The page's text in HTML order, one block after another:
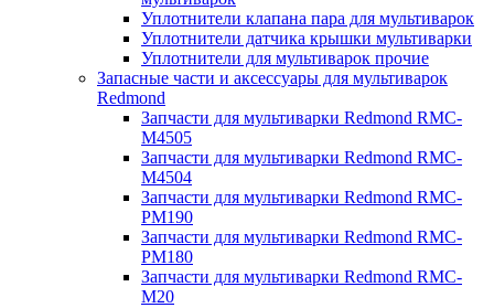
Уплотнители клапана пара для мультиварок
Уплотнители датчика крышки мультиварки
Уплотнители для мультиварок прочие
Запасные части и аксессуары для мультиварок
Redmond
Запчасти для мультиварки Redmond RMC-
M4505
Запчасти для мультиварки Redmond RMC-
M4504
Запчасти для мультиварки Redmond RMC-
PM190
Запчасти для мультиварки Redmond RMC-
PM180
Запчасти для мультиварки Redmond RMC-
M20